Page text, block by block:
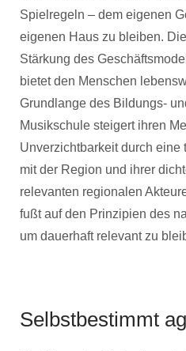
Spielregeln – dem eigenen
eigenen Haus zu bleiben.
Stärkung des
bietet den Menschen
Grundlange des Bildungs-
Musikschule steigert ihren
Unverzichtbarkeit durch eine
mit der Region und ihrer
relevanten regionalen
fußt auf den Prinzipien des
um dauerhaft relevant zu
Selbstbestimmt